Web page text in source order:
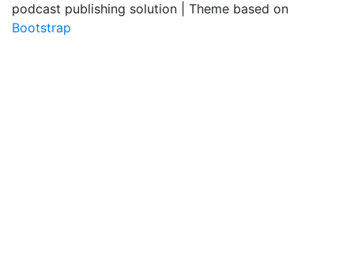
podcast publishing solution | Theme based on
Bootstrap